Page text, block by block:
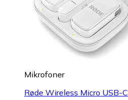
Mikrofoner
Røde Wireless Micro USB-C